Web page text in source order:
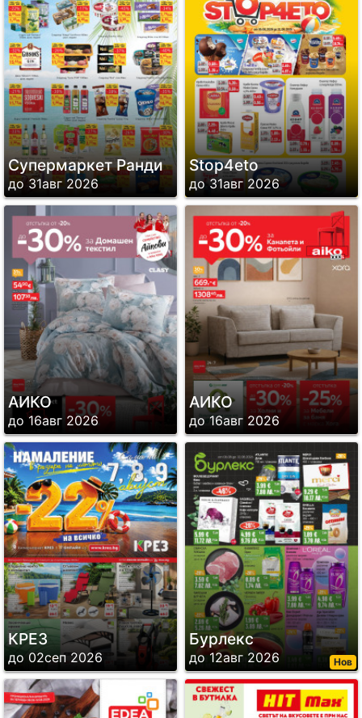
Супермаркет Ранди
до 31авг 2026
Stop4eto
до 31авг 2026
АИКО
до 16авг 2026
АИКО
до 16авг 2026
КРЕЗ
до 02сеп 2026 Нов
Бурлекс
до 12авг 2026